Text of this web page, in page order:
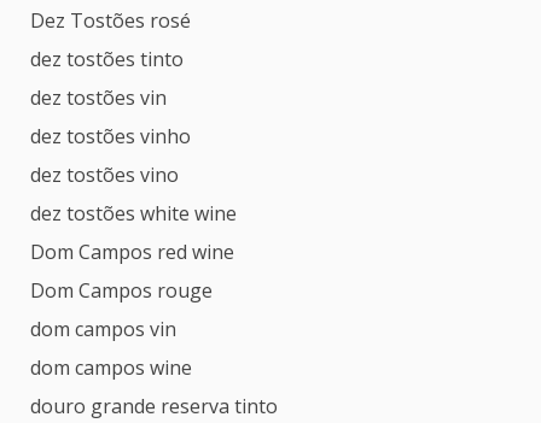
Dez Tostões rosé
dez tostões tinto
dez tostões vin
dez tostões vinho
dez tostões vino
dez tostões white wine
Dom Campos red wine
Dom Campos rouge
dom campos vin
dom campos wine
douro grande reserva tinto